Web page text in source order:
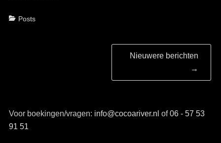
Categorieën
Posts
Nieuwere berichten
→
Voor boekingen/vragen: info@cocoariver.nl of06 - 57 53
91 51